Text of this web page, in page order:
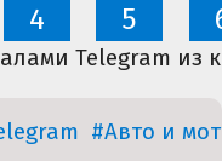
4 5
Telegram из
#Авто и